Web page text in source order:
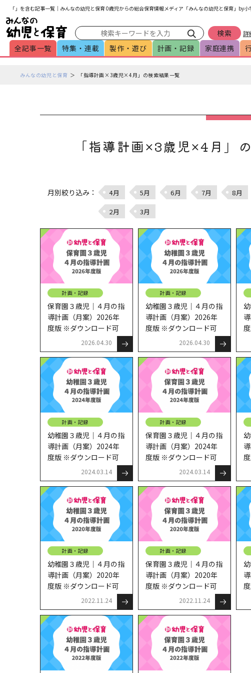
「」を含む記事一覧｜みんなの幼児と保育 0歳児からの総合保育情報メディア「みんなの幼児と保育」by小
詳
全記事一覧 特集・連載 製作・遊び 計画・記録 家庭連携
みんなの幼児と保育 「指導計画×3歳児×4月」の検索結果一覧
「指導計画×3歳児×4月」
月別絞り込み： 4月 5月 6月 7月 8月
2月
3月
計画・記録
保育園３歳児｜４月の指
導計画（月案）2026年
度版 ※ダウンロード可
2026.04.30
計画・記録
幼稚園３歳児｜４月の指
導計画（月案）2026年
度版 ※ダウンロード可
2026.04.30
計画・記録
幼稚園３歳児｜４月の指
導計画（月案）2024年
度版 ※ダウンロード可
2024.03.14
計画・記録
保育園３歳児｜４月の指
導計画（月案）2024年
度版 ※ダウンロード可
2024.03.14
計画・記録
幼稚園３歳児｜４月の指
導計画（月案）2020年
度版 ※ダウンロード可
2022.11.24
計画・記録
保育園３歳児｜４月の指
導計画（月案）2020年
度版 ※ダウンロード可
2022.11.24